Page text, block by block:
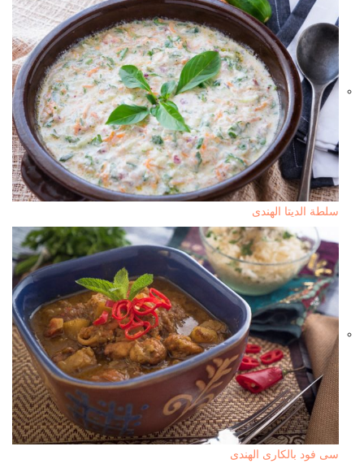
سلطة الديتا الهندى
سى فود بالكارى الهندى